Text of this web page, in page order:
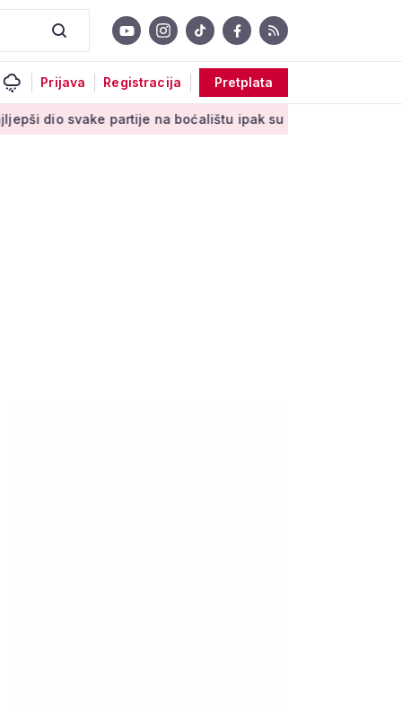
Prijava Registracija Pretplata
partije na boćalištu ipak su zajednički trenuci'